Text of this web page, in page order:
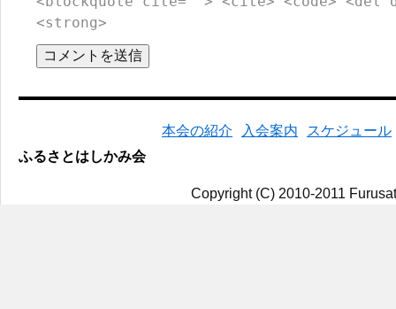
<strong>
本会の紹介 入会案内
スケジュール
ふるさとはしかみ会
Copyright (C) 2010-2011